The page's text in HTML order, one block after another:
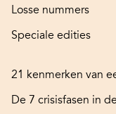
Losse nummers
Speciale edities
21 kenmerken van
De 7 crisisfasen in